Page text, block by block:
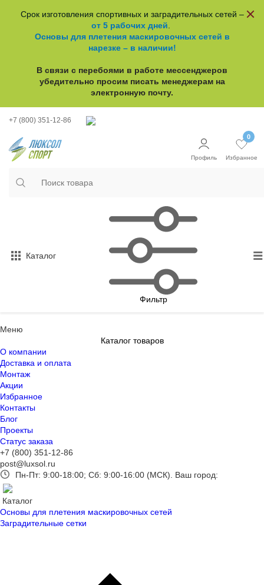
Срок изготовления спортивных и заградительных сетей –
от 5 рабочих дней
Основы для плетения маскировочных сетей в
нарезке – в наличии!
В связи с перебоями в работе мессенджеров
убедительно просим писать менеджерам на
электронную почту.
+7 (800) 351-12-86
Профиль
0
Избранное
Каталог
Фильтр
Меню
Каталог товаров
О компании
Доставка и оплата
Монтаж
Акции
Избранное
Контакты
Блог
Проекты
Статус заказа
+7 (800) 351-12-86
post@luxsol.ru
Пн-Пт: 9:00-18:00; Сб: 9:00-16:00 (МСК). Ваш город:
Каталог
Основы для плетения маскировочных сетей
Заградительные сетки